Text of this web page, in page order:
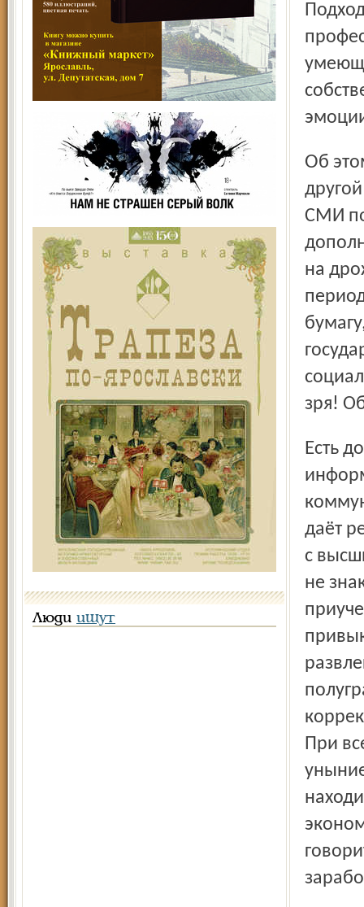
Люди ищут
Об этом с болью размышляли участники конференции. С
СМИ
на
зря!
Есть доля правды в том, что мы пока «без боя» сдаём
даёт
с
не
При